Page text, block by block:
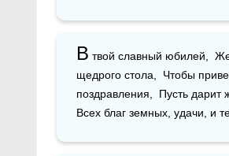
В твой славный юбилей,
щедрого стола,  Чтобы
поздравления,  Пусть дарит
Всех благ земных, удачи, и